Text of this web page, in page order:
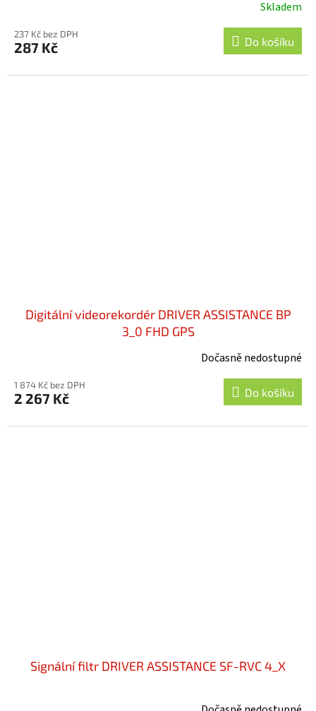
Skladem
237 Kč bez DPH
287 Kč Do košíku
Digitální videorekordér DRIVER ASSISTANCE BP
3_0 FHD GPS
Dočasně nedostupné
1 874 Kč bez DPH
2 267 Kč Do košíku
Signální filtr DRIVER ASSISTANCE SF-RVC 4_X